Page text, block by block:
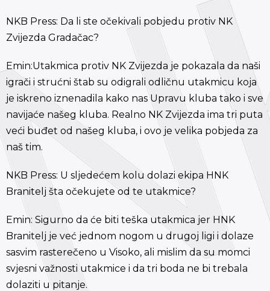
NKB Press: Da li ste očekivali pobjedu protiv NK
Zvijezda Gradačac?
Emin:Utakmica protiv NK Zvijezda je pokazala da naši
igrači i strućni štab su odigrali odličnu utakmicu koja
je iskreno iznenadila kako nas Upravu kluba tako i sve
navijaće našeg kluba. Realno NK Zvijezda ima tri puta
veći buđet od našeg kluba, i ovo je velika pobjeda za
naš tim.
NKB Press: U sljedećem kolu dolazi ekipa HNK
Branitelj šta očekujete od te utakmice?
Emin: Sigurno da će biti teška utakmica jer HNK
Branitelj je već jednom nogom u drugoj ligi i dolaze
sasvim rasterečeno u Visoko, ali mislim da su momci
svjesni važnosti utakmice i da tri boda ne bi trebala
dolaziti u pitanje.